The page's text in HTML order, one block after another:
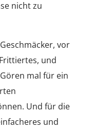
nicht zu
vor
und
mal für ein
Und für die
und